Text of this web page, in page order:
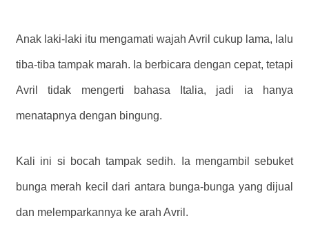
Anak laki-laki itu mengamati wajah Avril cukup lama, lalu
tiba-tiba tampak marah. Ia berbicara dengan cepat, tetapi
Avril tidak mengerti bahasa Italia, jadi ia hanya
menatapnya dengan bingung.
Kali ini si bocah tampak sedih. Ia mengambil sebuket
bunga merah kecil dari antara bunga-bunga yang dijual
dan melemparkannya ke arah Avril.